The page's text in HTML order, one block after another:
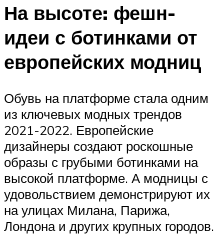
На высоте: фешн-
идеи с ботинками от
европейских модниц
Обувь на платформе стала одним
из ключевых модных трендов
2021-2022. Европейские
дизайнеры создают роскошные
образы с грубыми ботинками на
высокой платформе. А модницы с
удовольствием демонстрируют их
на улицах Милана, Парижа,
Лондона и других крупных городов.